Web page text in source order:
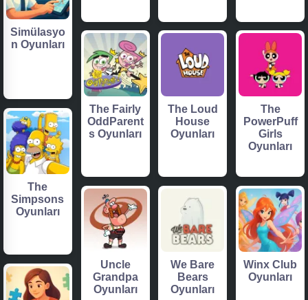
Simülasyo
n Oyunları
The Fairly
OddParent
s Oyunları
The Loud
House
Oyunları
The
PowerPuff
Girls
Oyunları
The
Simpsons
Oyunları
Uncle
Grandpa
Oyunları
We Bare
Bears
Oyunları
Winx Club
Oyunları